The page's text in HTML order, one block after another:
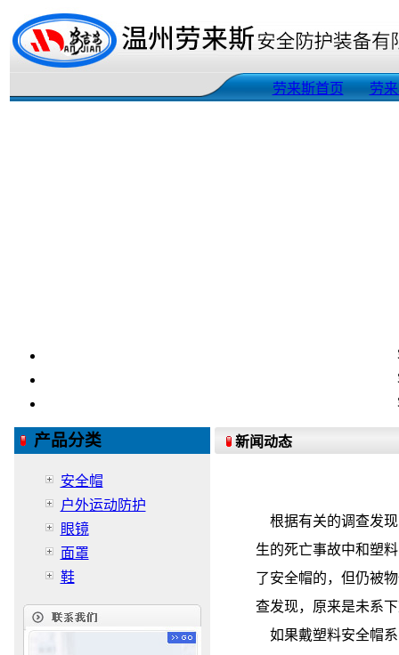
劳来斯首页 劳
产品分类
安全帽
户外运动防护
眼镜
面罩
鞋
新闻动态
根据有关的调查发现
生的死亡事故中和塑
了安全帽的，但仍被
查发现，原来是未系
如果戴塑料安全帽系